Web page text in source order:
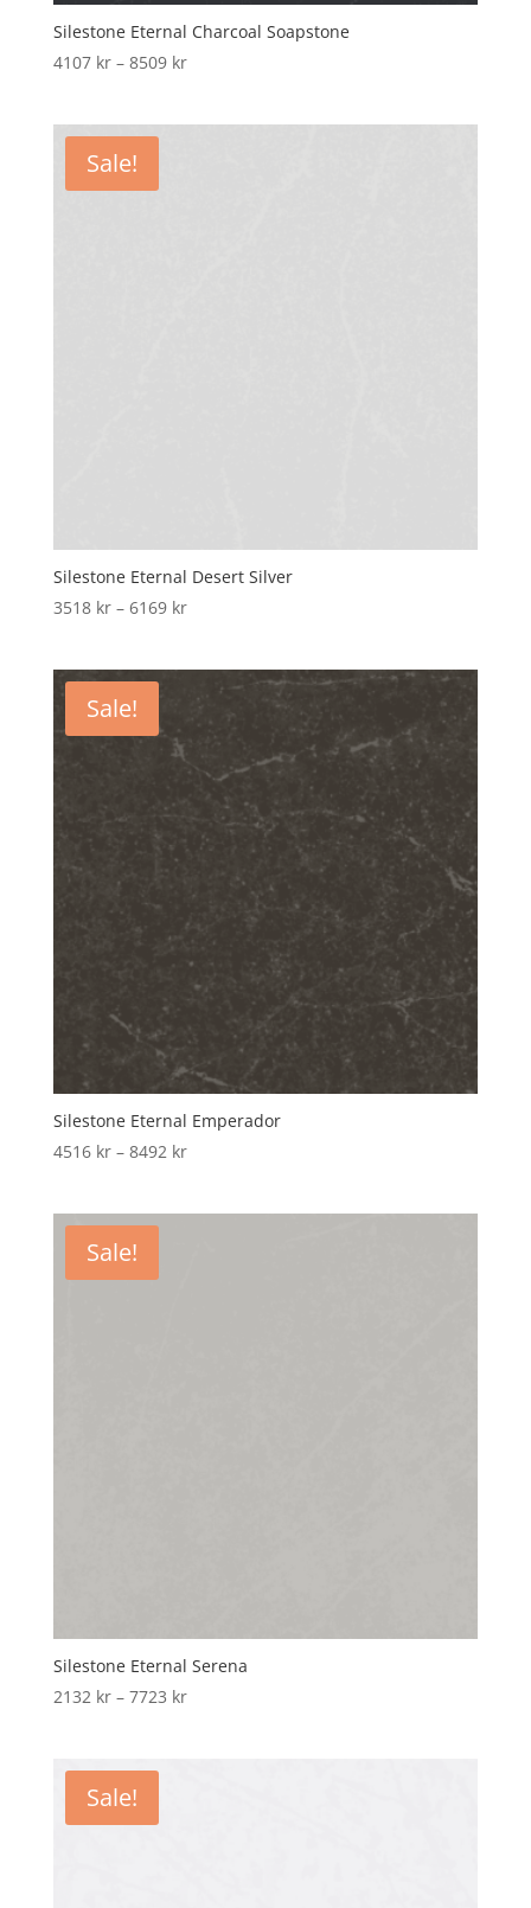
Silestone Eternal Charcoal Soapstone
4107 kr – 8509 krPrice
Sale!
Silestone Eternal Desert Silver
3518 kr – 6169 krPrice
through
6169 kr
Sale!
Silestone Eternal Emperador
4516 kr – 8492 krPrice
Sale!
Silestone Eternal Serena
2132 kr – 7723 krPrice
Sale!